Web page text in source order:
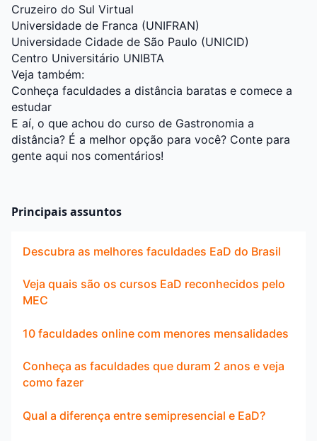
Cruzeiro do Sul Virtual
Universidade de Franca (UNIFRAN)
Universidade Cidade de São Paulo (UNICID)
Centro Universitário UNIBTA
Veja também:
Conheça faculdades a distância baratas e comece a
estudar
E aí, o que achou do curso de Gastronomia a
distância? É a melhor opção para você? Conte para
gente aqui nos comentários!
Principais assuntos
Descubra as melhores faculdades EaD do Brasil
Veja quais são os cursos EaD reconhecidos pelo
MEC
10 faculdades online com menores mensalidades
Conheça as faculdades que duram 2 anos e veja
como fazer
Qual a diferença entre semipresencial e EaD?